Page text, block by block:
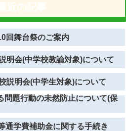
回舞台祭のご案内
明会(中学校教諭対象)について
説明会(中学生対象)について
問題行動の未然防止について(保
通学費補助金に関する手続き